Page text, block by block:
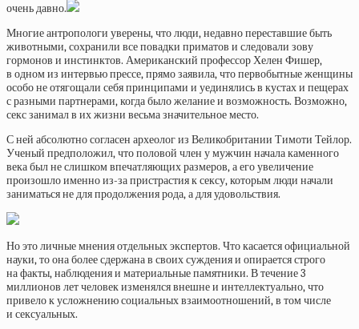
очень давно.
Многие антропологи уверены, что люди, недавно переставшие быть
животными, сохранили все повадки приматов и следовали зову
гормонов и инстинктов. Американский профессор Хелен Фишер,
в одном из интервью прессе, прямо заявила, что первобытные женщины
особо не отягощали себя принципами и уединялись в кустах и пещерах
с разными партнерами, когда было желание и возможность. Возможно,
секс занимал в их жизни весьма значительное место.
С ней абсолютно согласен археолог из Великобритании Тимоти Тейлор.
Ученый предположил, что половой член у мужчин начала каменного
века был не слишком впечатляющих размеров, а его увеличение
произошло именно из-за пристрастия к сексу, которым люди начали
заниматься не для продолжения рода, а для удовольствия.
Но это личные мнения отдельных экспертов. Что касается официальной
науки, то она более сдержана в своих суждения и опирается строго
на факты, наблюдения и материальные памятники. В течение 3
миллионов лет человек изменялся внешне и интеллектуально, что
привело к усложнению социальных взаимоотношений, в том числе
и сексуальных.